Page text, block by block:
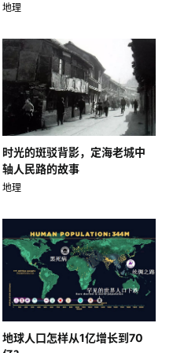
地理
时光的斑驳背影，定海老城中
轴人民路的故事
地理
地球人口怎样从1亿增长到70